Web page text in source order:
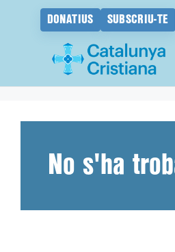
DONATIUS SUBSCRIU-TE
No s'ha